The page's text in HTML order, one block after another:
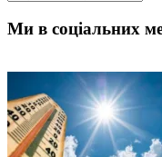
Ми в соціальних